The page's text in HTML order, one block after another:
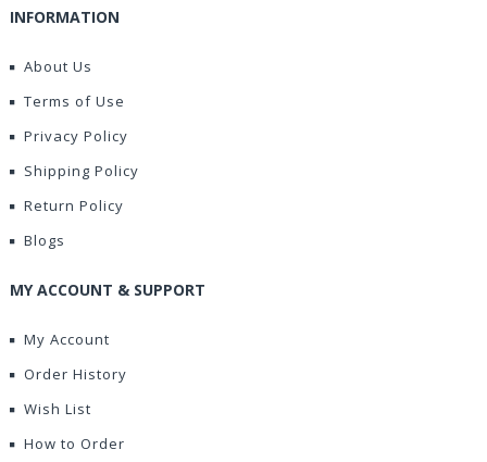
INFORMATION
About Us
Terms of Use
Privacy Policy
Shipping Policy
Return Policy
Blogs
MY ACCOUNT & SUPPORT
My Account
Order History
Wish List
How to Order